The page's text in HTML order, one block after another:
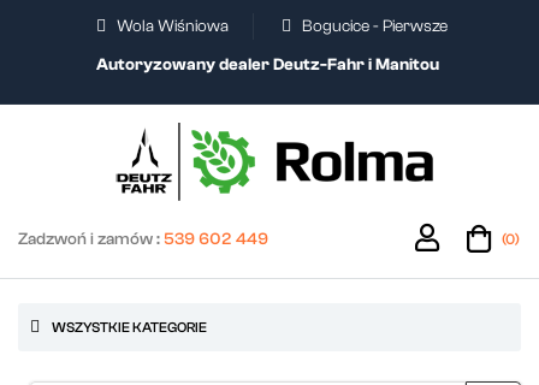
Wola Wiśniowa
Bogucice - Pierwsze
Autoryzowany dealer Deutz-Fahr i Manitou
Zadzwoń i zamów :539 602 449 (0)
WSZYSTKIE KATEGORIE